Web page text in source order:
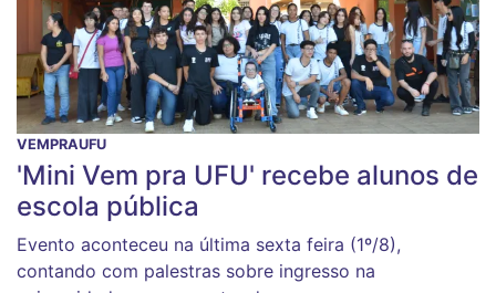
VEMPRAUFU
'Mini Vem pra UFU' recebe alunos de
escola pública
Evento aconteceu na última sexta feira (1º/8),
contando com palestras sobre ingresso na